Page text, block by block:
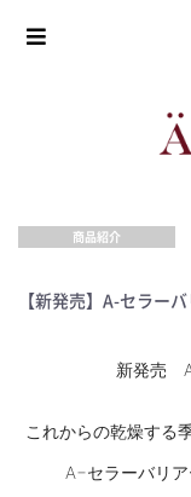
商品紹介
【新発売】A-セラー
新発売 A
これからの乾燥する
A−セラーバリ